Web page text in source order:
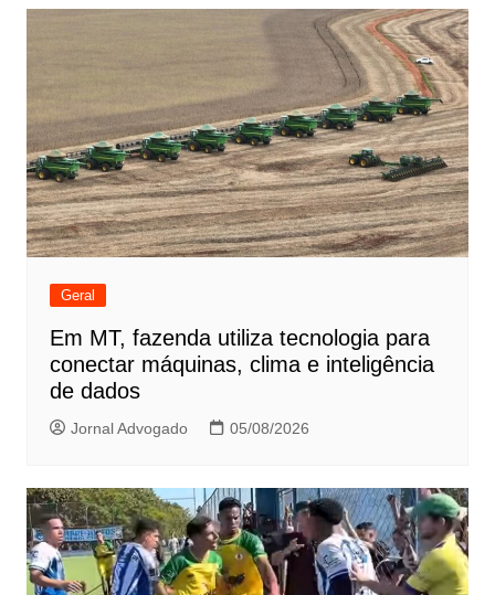
Post
Geral
Em MT, fazenda utiliza tecnologia para
conectar máquinas, clima e inteligência
de dados
Jornal Advogado 05/08/2026